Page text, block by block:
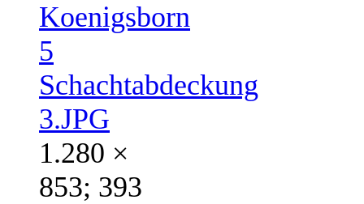
Koenigsborn
5
Schachtabdeckung
3.JPG
1.280 ×
853; 393